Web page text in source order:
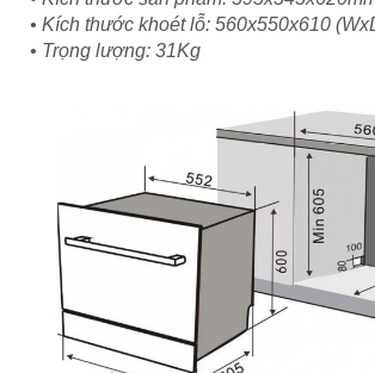
• Kích thước khoét lỗ: 560x550x610
• Trọng lượng: 31Kg